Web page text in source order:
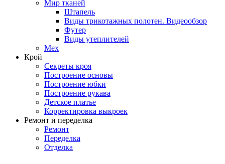
Мир тканей
Штапель
Виды трикотажных полотен. Видеообзор
Футер
Виды утеплителей
Мех
Крой
Секреты кроя
Построение основы
Построение юбки
Построение рукава
Детское платье
Корректировка выкроек
Ремонт и переделка
Ремонт
Переделка
Отделка